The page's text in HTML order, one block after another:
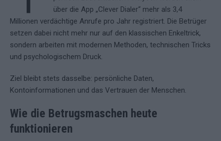
über die App „Clever Dialer“ mehr als 3,4
Millionen verdächtige Anrufe pro Jahr registriert. Die Betrüger
setzen dabei nicht mehr nur auf den klassischen Enkeltrick,
sondern arbeiten mit modernen Methoden, technischen Tricks
und psychologischem Druck.
Ziel bleibt stets dasselbe: persönliche Daten,
Kontoinformationen und das Vertrauen der Menschen.
Wie die Betrugsmaschen heute
funktionieren